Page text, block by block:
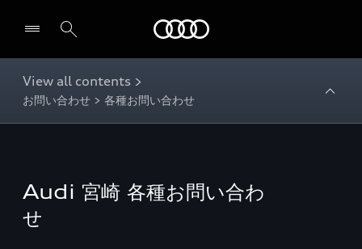
View all contents >
お問い合わせ > 各種お問い合わせ
Audi 宮崎 各種お問い合わ
せ